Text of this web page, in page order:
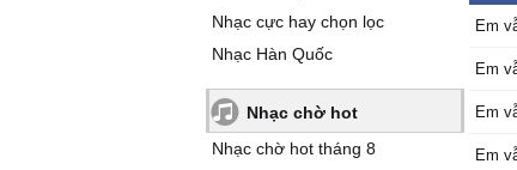
Nhạc cực hay chọn lọc
Nhạc Hàn Quốc
Nhạc chờ hot
Nhạc chờ hot tháng 8
Em
Em
Em
Em